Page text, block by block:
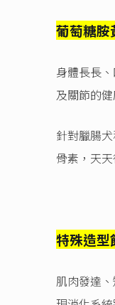
葡萄糖胺
身體長長
及關節的
針對臘腸
骨素，天
特殊造型
肌肉發達